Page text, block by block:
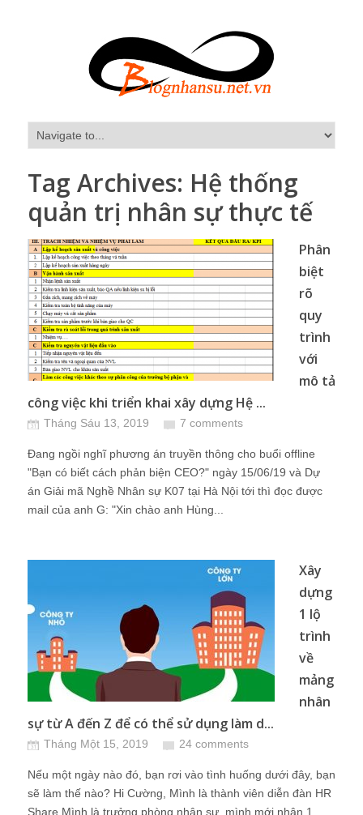
Tag Archives: Hệ thống
quản trị nhân sự thực tế
Phân
biệt
rõ
quy
trình
với
mô tả
công việc khi triển khai xây dựng Hệ ...
Tháng Sáu 13, 2019 7 comments
Đang ngồi nghĩ phương án truyền thông cho buổi offline
"Bạn có biết cách phản biện CEO?" ngày 15/06/19 và Dự
án Giải mã Nghề Nhân sự K07 tại Hà Nội tới thì đọc được
mail của anh G: "Xin chào anh Hùng...
Xây
dựng
1 lộ
trình
về
mảng
nhân
sự từ A đến Z để có thể sử dụng làm d...
Tháng Một 15, 2019 24 comments
Nếu một ngày nào đó, bạn rơi vào tình huống dưới đây, bạn
sẽ làm thế nào? Hi Cường, Mình là thành viên diễn đàn HR
Share.Mình là trưởng phòng nhân sự, mình mới nhận 1